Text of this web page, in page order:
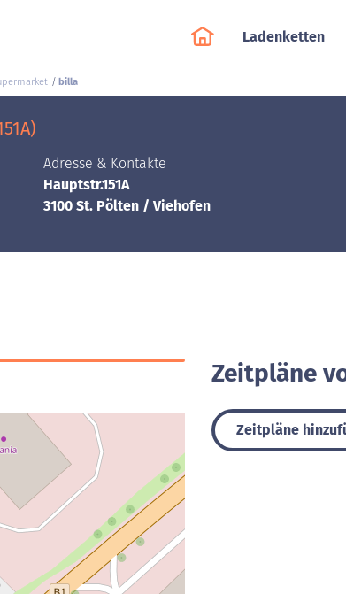
Ladenketten
billa
Adresse & Kontakte
Hauptstr.151A
3100 St. Pölten / Viehofen
Zeitpläne
Zeitpläne